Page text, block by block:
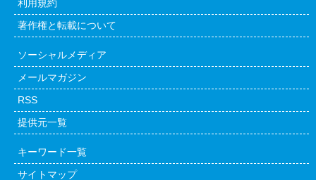
利用規約
著作権と転載について
ソーシャルメディア
メールマガジン
RSS
提供元一覧
キーワード一覧
サイトマップ